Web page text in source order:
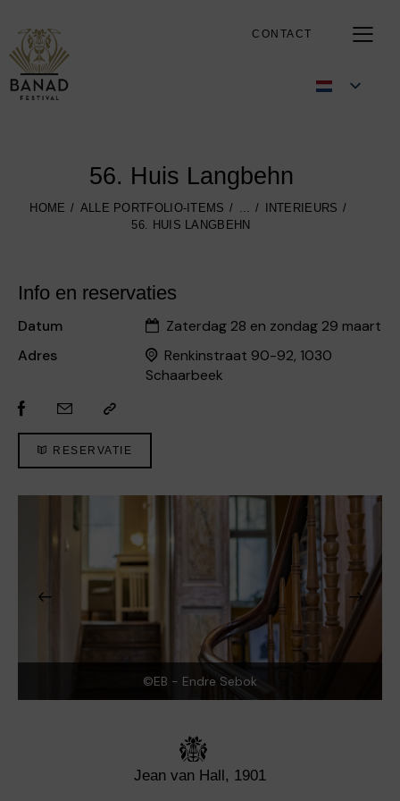
CONTACT
56. Huis Langbehn
HOME ALLE PORTFOLIO-ITEMS
INTERIEURS
56. HUIS LANGBEHN
©EB - Endre Sebok
Jean van Hall, 1901
Info en reservaties
Datum
Zaterdag 28 en zondag 29 maart
Adres
Renkinstraat 90-92, 1030
Schaarbeek
RESERVATIE